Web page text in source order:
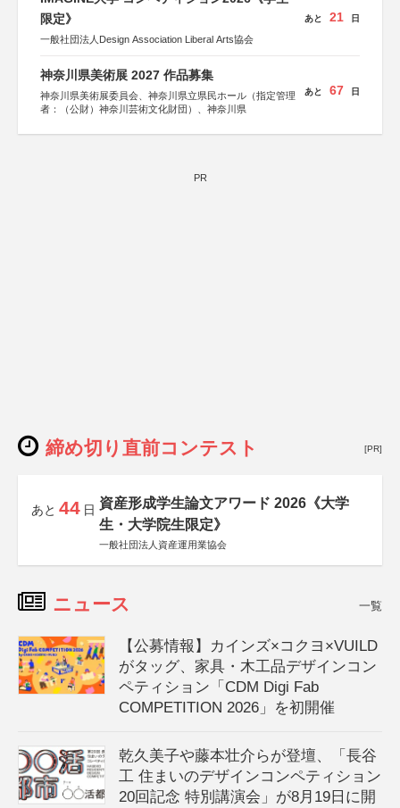
限定》
一般社団法人Design Association Liberal Arts協会
あと 21 日
神奈川県美術展 2027 作品募集
神奈川県美術展委員会、神奈川県立県民ホール（指定管理
者：（公財）神奈川芸術文化財団）、神奈川県
あと 67 日
PR
締め切り直前コンテスト [PR]
あと 44 日 資産形成学生論文アワード 2026《大学
生・大学院生限定》
一般社団法人資産運用業協会
ニュース 一覧
【公募情報】カインズ×コクヨ×VUILD
がタッグ、家具・木工品デザインコン
ペティション「CDM Digi Fab
COMPETITION 2026」を初開催
乾久美子や藤本壮介らが登壇、「長谷
工 住まいのデザインコンペティション
20回記念 特別講演会」が8月19日に開